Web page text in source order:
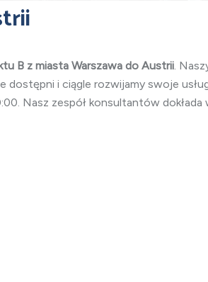
B z miasta Warszawa do Austrii.
i ciągle rozwijamy swoje
Nasz zespół konsultantów